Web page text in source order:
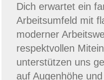
Dich erwartet ein
Arbeitsumfeld mit
moderner
respektvollen
unterstützen uns
auf Augenhöhe